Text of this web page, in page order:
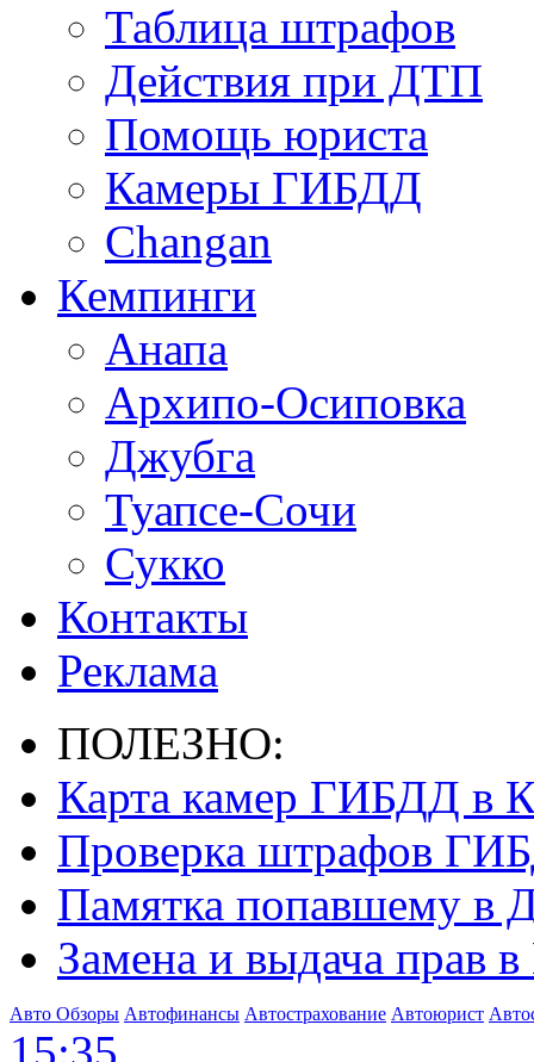
Таблица штрафов
Действия при ДТП
Помощь юриста
Камеры ГИБДД
Сhangan
Кемпинги
Анапа
Архипо-Осиповка
Джубга
Туапсе-Сочи
Сукко
Контакты
Реклама
ПОЛЕЗНО:
Карта камер ГИБДД в
Проверка штрафов
Памятка попавшему в
Замена и выдача прав
Авто Обзоры Автофинансы Автострахование Автоюрист